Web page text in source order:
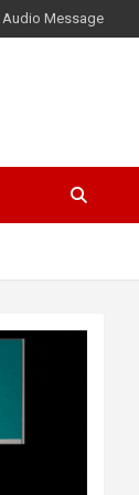
Audio Message